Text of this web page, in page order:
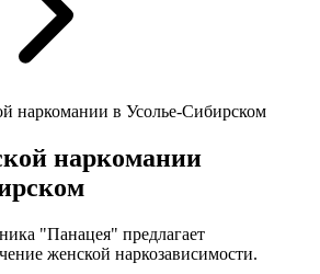
наркомании в Усолье-Сибирском
наркомании
"Панацея" предлагает
женской наркозависимости.